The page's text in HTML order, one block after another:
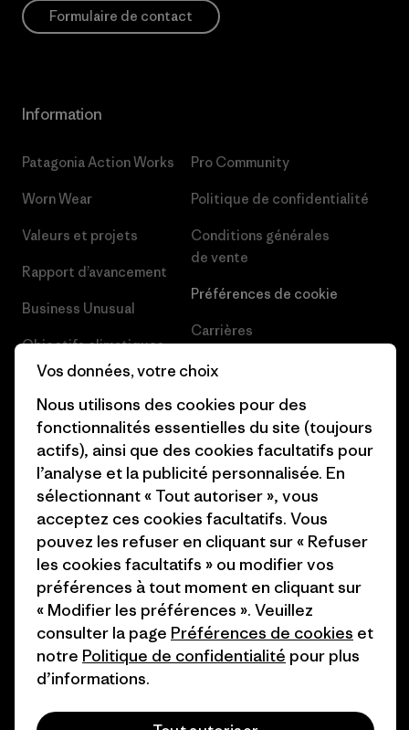
Formulaire de contact
Information
Patagonia Action Works
Worn Wear
Valeurs et projets
Rapport d’avancement
Business Unusual
Objectifs climatiques
1% For The Planet
Comment nous finançons
Cartes cadeaux
Nos magasins
Pro Community
Politique de confidentialité
Conditions générales
de vente
Préférences de cookie
Carrières
Presse et media
Industry program
Programme d’affiliation
Patagonia France Plan du site
© 2026 Patagonia, Inc. All Rights Reserved.
français
Vos données, votre choix
Nous utilisons des cookies pour des
fonctionnalités essentielles du site (toujours
actifs), ainsi que des cookies facultatifs pour
l’analyse et la publicité personnalisée. En
sélectionnant « Tout autoriser », vous
acceptez ces cookies facultatifs. Vous
pouvez les refuser en cliquant sur « Refuser
les cookies facultatifs » ou modifier vos
préférences à tout moment en cliquant sur
« Modifier les préférences ». Veuillez
consulter la page Préférences de cookies et
notre Politique de confidentialité pour plus
d’informations.